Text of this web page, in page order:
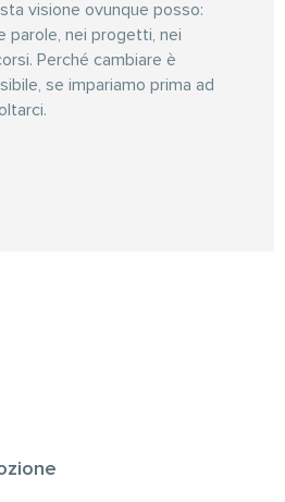
visione ovunque posso:
parole, nei progetti, nei
Perché cambiare è
se impariamo prima ad